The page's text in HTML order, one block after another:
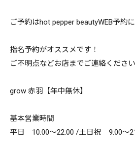
ご予約はhot pepper beautyWEB予約
指名予約がオススメです！
ご不明点などお店までご連絡ください
grow 赤羽【年中無休】
基本営業時間
平日 10:00～22:00 /土日祝 9:00～